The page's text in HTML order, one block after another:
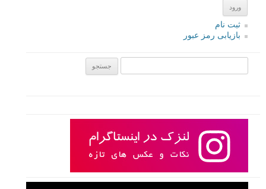
ثبت نام
بازیابی رمز عبور